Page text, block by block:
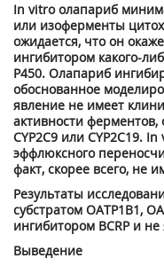
In vitro олапариб
или изоферменты
ожидается, что он
ингибитором какого-
Р450. Олапариб
обоснованное
явление не имеет
активности
CYP2C9 или CYP2C19.
эффлюксного
факт, скорее всего, не
Результаты
субстратом ОАТР1В1,
ингибитором BCRP и
Выведение